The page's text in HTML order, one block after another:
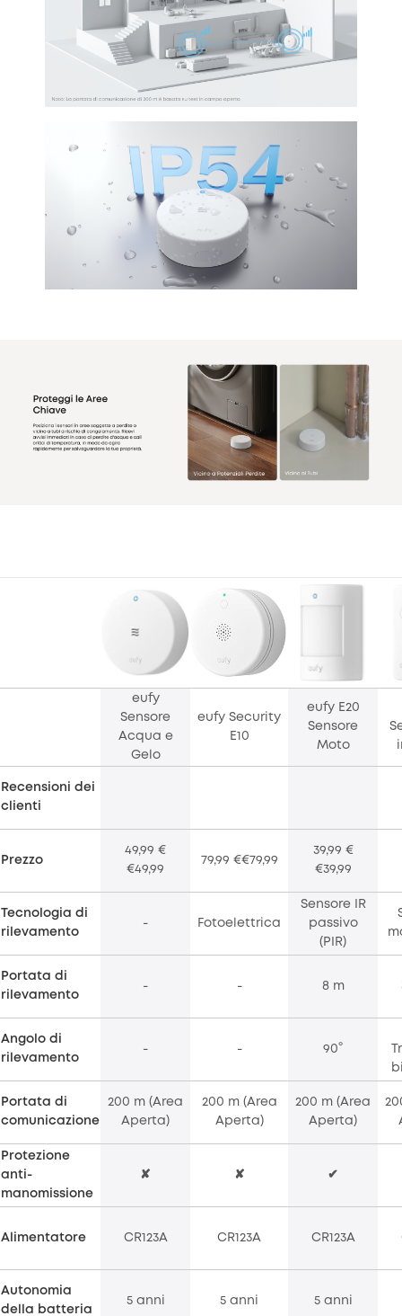
eufy
Sensore
Acqua e
Gelo
eufy Security
E10
eufy E20
Sensore
Moto
Recensioni dei
clienti
Prezzo
49,99 €
€49,99
79,99 €€79,99
39,99 €
€39,99
Tecnologia di
rilevamento
- Fotoelettrica
Sensore IR
passivo
(PIR)
Portata di
rilevamento
- - 8 m
Angolo di
rilevamento
- - 90°
Portata di
comunicazione
200 m (Area
Aperta)
200 m (Area
Aperta)
200 m (Area
Aperta)
Protezione
anti-
manomissione
✘ ✘ ✔
Alimentatore CR123A CR123A CR123A
Autonomia
della batteria
5 anni 5 anni 5 anni